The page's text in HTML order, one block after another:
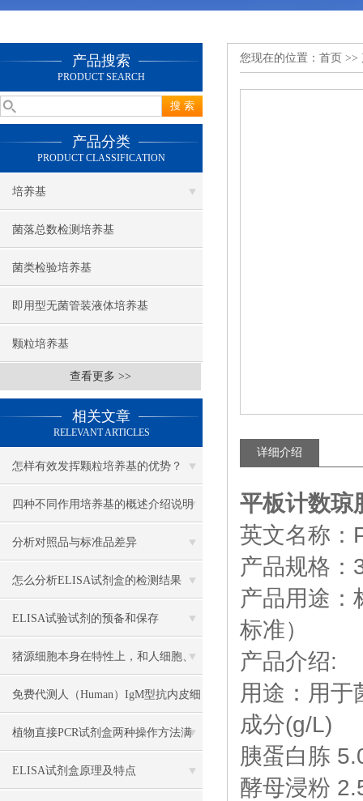
产品搜索
PRODUCT SEARCH
产品分类
PRODUCT CLASSIFICATION
培养基
菌落总数检测培养基
菌类检验培养基
即用型无菌管装液体培养基
颗粒培养基
查看更多 >>
相关文章
RELEVANT ARTICLES
怎样有效发挥颗粒培养基的优势？
四种不同作用培养基的概述介绍说明
分析对照品与标准品差异
怎么分析ELISA试剂盒的检测结果
ELISA试验试剂的预备和保存
猪源细胞本身在特性上，和人细胞、
小鼠大鼠细胞有哪些先天不同？
免费代测人（Human）IgM型抗内皮细
胞抗体 （AECA-IgM） ELISA试剂盒
植物直接PCR试剂盒两种操作方法满
足不同需求
ELISA试剂盒原理及特点
您现在的位置： 首页 >>
详细介绍
平板计数琼
英文名称：
产品规格：
产品用途：
标准）
产品介绍:
用途：用于
成分(g/L)
胰蛋白胨
酵母浸粉